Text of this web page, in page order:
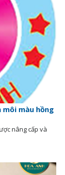
màu hồng
nâng cấp và